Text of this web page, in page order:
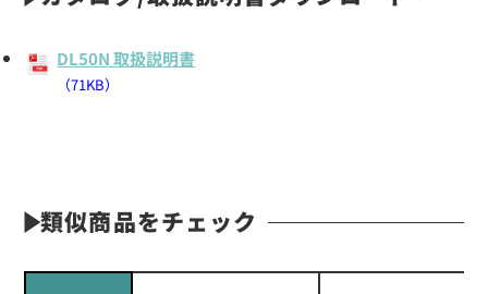
DL50N 取扱説明書
（71KB）
類似商品をチェック